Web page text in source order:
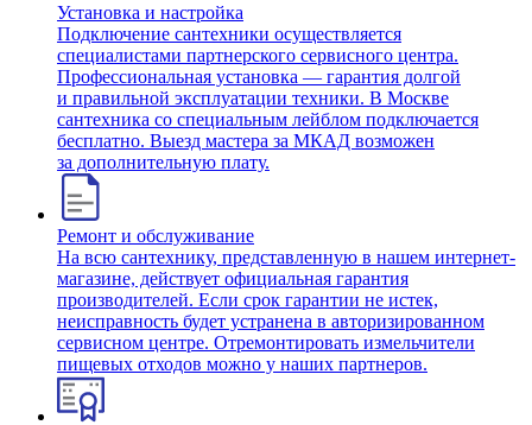
Установка и настройка
Подключение сантехники осуществляется
специалистами партнерского сервисного центра.
Профессиональная установка — гарантия долгой
и правильной эксплуатации техники. В Москве
сантехника со специальным лейблом подключается
бесплатно. Выезд мастера за МКАД возможен
за дополнительную плату.
Ремонт и обслуживание
На всю сантехнику, представленную в нашем интернет-
магазине, действует официальная гарантия
производителей. Если срок гарантии не истек,
неисправность будет устранена в авторизированном
сервисном центре. Отремонтировать измельчители
пищевых отходов можно у наших партнеров.